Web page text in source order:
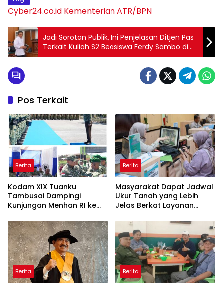
Cyber24.co.id Kementerian ATR/BPN
Jadi Sorotan Publik, Ini Penjelasan Ditjen Pas
Terkait Kuliah S2 Beasiswa Ferdy Sambo di
Lapas Cibinong
Pos Terkait
Berita
Kodam XIX Tuanku
Tambusai Dampingi
Kunjungan Menhan RI ke
Perkuat Pembangunan
Satuan
Berita
Masyarakat Dapat Jadwal
Ukur Tanah yang Lebih
Jelas Berkat Layanan
Berita Berita